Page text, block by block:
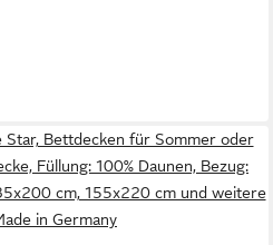
Bettdecken für Sommer oder
Füllung: 100% Daunen, Bezug:
cm, 155x220 cm und weitere
in Germany